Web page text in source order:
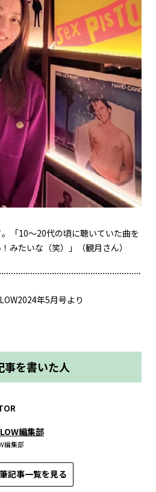
「10～20代の頃に聴いていた曲を
みたいな（笑）」（観月さん）
年5月号より
事を書いた人
編集部
編集部
記事一覧を見る